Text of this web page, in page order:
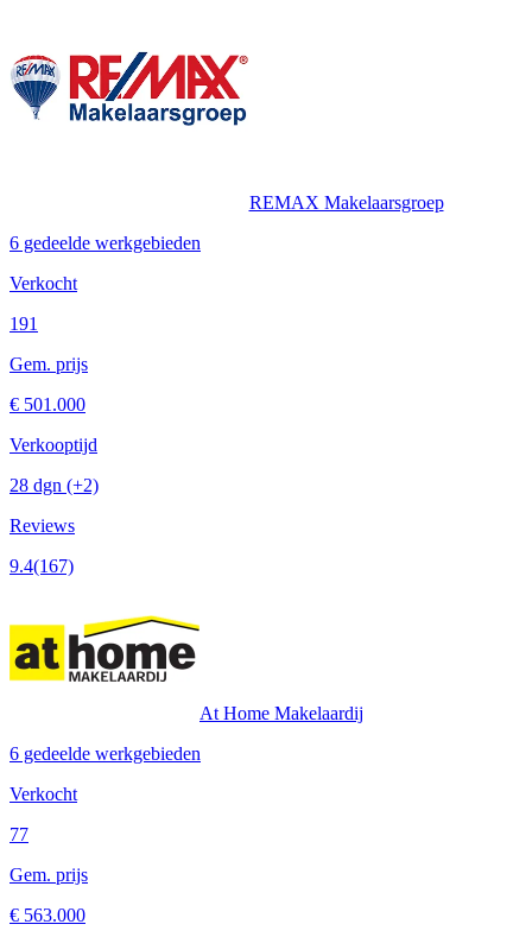
REMAX Makelaarsgroep
6 gedeelde werkgebieden
Verkocht
191
Gem. prijs
€ 501.000
Verkooptijd
28 dgn (+2)
Reviews
9.4(167)
At Home Makelaardij
6 gedeelde werkgebieden
Verkocht
77
Gem. prijs
€ 563.000